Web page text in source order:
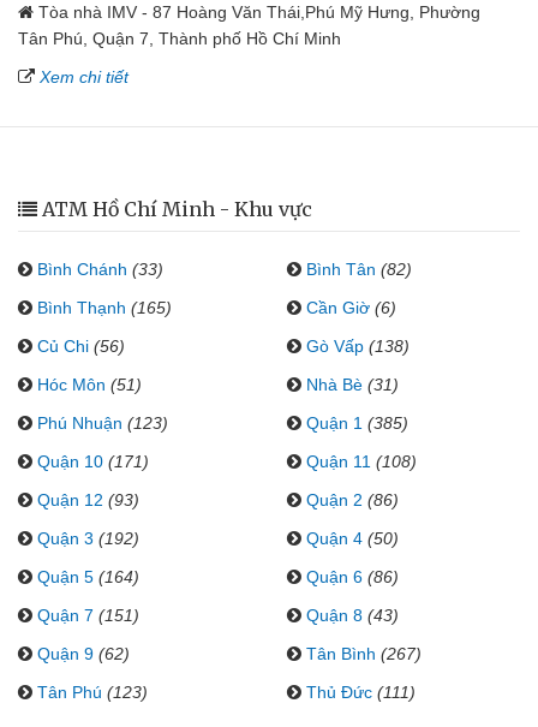
Tòa nhà IMV - 87 Hoàng Văn Thái,Phú Mỹ Hưng, Phường
Tân Phú, Quận 7, Thành phố Hồ Chí Minh
Xem chi tiết
ATM Hồ Chí Minh - Khu vực
Bình Chánh (33) Bình Tân (82)
Bình Thạnh (165) Cần Giờ (6)
Củ Chi (56) Gò Vấp (138)
Hóc Môn (51) Nhà Bè (31)
Phú Nhuận (123) Quận 1 (385)
Quận 10 (171) Quận 11 (108)
Quận 12 (93) Quận 2 (86)
Quận 3 (192) Quận 4 (50)
Quận 5 (164) Quận 6 (86)
Quận 7 (151) Quận 8 (43)
Quận 9 (62) Tân Bình (267)
Tân Phú (123) Thủ Đức (111)